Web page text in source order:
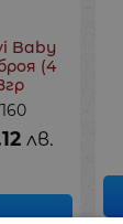
Baby
(4
лв.